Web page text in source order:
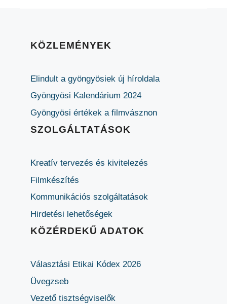
KÖZLEMÉNYEK
Elindult a gyöngyösiek új híroldala
Gyöngyösi Kalendárium 2024
Gyöngyösi értékek a filmvásznon
SZOLGÁLTATÁSOK
Kreatív tervezés és kivitelezés
Filmkészítés
Kommunikációs szolgáltatások
Hirdetési lehetőségek
KÖZÉRDEKŰ ADATOK
Választási Etikai Kódex 2026
Üvegzseb
Vezető tisztségviselők